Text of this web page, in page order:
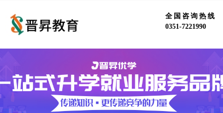
全国咨询热线
0351-7221990